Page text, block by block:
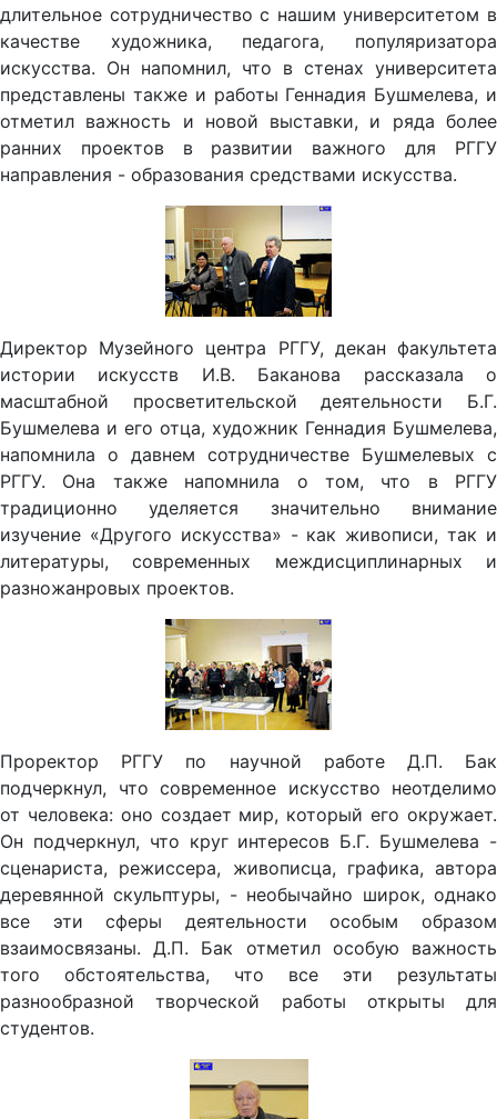
длительное сотрудничество с нашим университетом в
качестве художника, педагога, популяризатора
искусства. Он напомнил, что в стенах университета
представлены также и работы Геннадия Бушмелева, и
отметил важность и новой выставки, и ряда более
ранних проектов в развитии важного для РГГУ
направления - образования средствами искусства.
Директор Музейного центра РГГУ, декан факультета
истории искусств И.В. Баканова рассказала о
масштабной просветительской деятельности Б.Г.
Бушмелева и его отца, художник Геннадия Бушмелева,
напомнила о давнем сотрудничестве Бушмелевых с
РГГУ. Она также напомнила о том, что в РГГУ
традиционно уделяется значительно внимание
изучение «Другого искусства» - как живописи, так и
литературы, современных междисциплинарных и
разножанровых проектов.
Проректор РГГУ по научной работе Д.П. Бак
подчеркнул, что современное искусство неотделимо
от человека: оно создает мир, который его окружает.
Он подчеркнул, что круг интересов Б.Г. Бушмелева -
сценариста, режиссера, живописца, графика, автора
деревянной скульптуры, - необычайно широк, однако
все эти сферы деятельности особым образом
взаимосвязаны. Д.П. Бак отметил особую важность
того обстоятельства, что все эти результаты
разнообразной творческой работы открыты для
студентов.